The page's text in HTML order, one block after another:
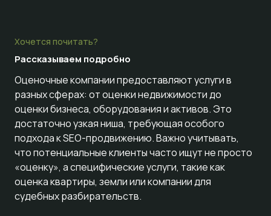
Хочется почитать?
Рассказываем подробно
Оценочные компании предоставляют услуги в
разных сферах: от оценки недвижимости до
оценки бизнеса, оборудования и активов. Это
достаточно узкая ниша, требующая особого
подхода к SEO-продвижению. Важно учитывать,
что потенциальные клиенты часто ищут не просто
«оценку», а специфические услуги, такие как
оценка квартиры, земли или компании для
судебных разбирательств.